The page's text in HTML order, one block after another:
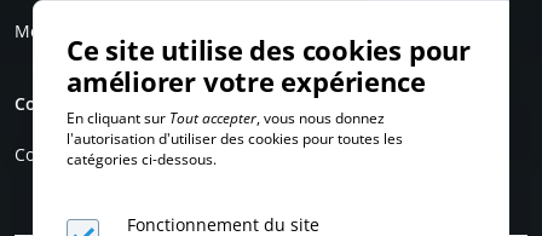
Mentions légales
Compte personnel
Connexion
Ce site utilise des cookies pour
améliorer votre expérience
En cliquant sur Tout accepter, vous nous donnez
l'autorisation d'utiliser des cookies pour toutes les
catégories ci-dessous.
Fonctionnement du site